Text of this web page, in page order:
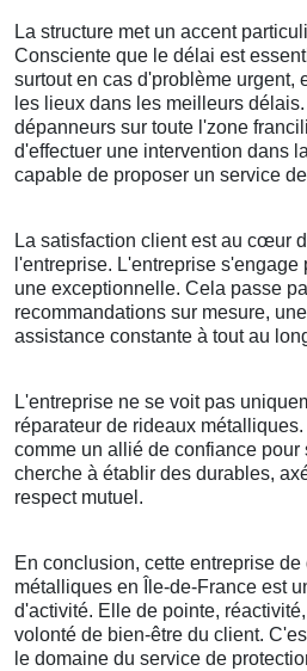
La structure met un accent
Consciente que le délai est
surtout en cas d'problème urgent,
les lieux dans les meilleurs
dépanneurs sur toute l'zone
d'effectuer une intervention dans
capable de proposer un service
La satisfaction client est au cœur
l'entreprise. L'entreprise
une exceptionnelle. Cela passe
recommandations sur mesure,
assistance constante à tout au
L'entreprise ne se voit pas
réparateur de rideaux
comme un allié de confiance pour
cherche à établir des durables,
respect mutuel.
En conclusion, cette entreprise
métalliques en Île-de-France est
d'activité. Elle de pointe,
volonté de bien-être du client.
le domaine du service de